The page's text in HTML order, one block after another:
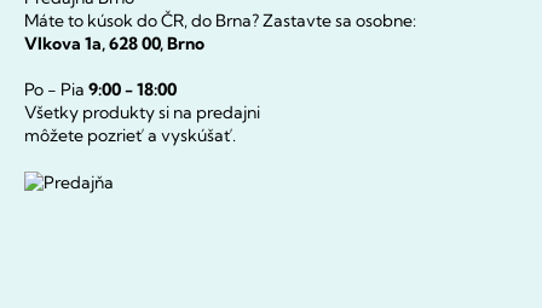
Máte to kúsok do ČR, do Brna? Zastavte sa osobne:
Vlkova 1a, 628 00, Brno
Po - Pia 9:00 - 18:00
Všetky produkty si na predajni
môžete pozrieť a vyskúšať.